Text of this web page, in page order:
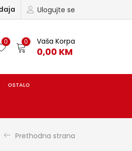
Ulogujte se
0 0 Vaša Korpa
0,00 KM
OSTALO
Prethodna strana